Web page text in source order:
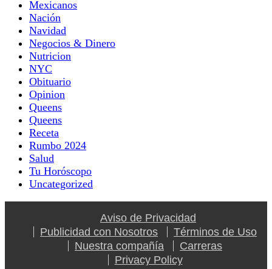
Mexicanos
Nación
Navidad
Negocios & Dinero
Nutricion
NYC
Obituario
Opinion
Queens
Queens
Receta
Rumbo 2024
Salud
Tu Horóscopo
Uncategorized
Aviso de Privacidad
Publicidad con Nosotros
Términos de Uso
Nuestra compañía
Carreras
Privacy Policy